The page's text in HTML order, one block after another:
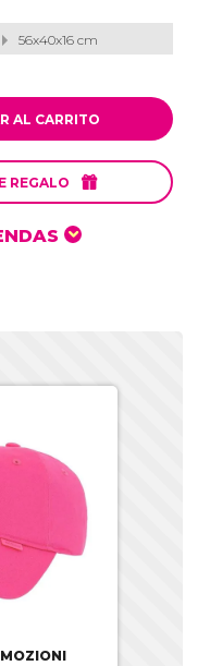
56x40x16 cm
AL CARRITO
REGALO 
MOZIONI